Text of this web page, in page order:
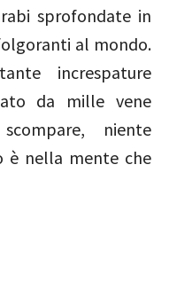
sprofondate in
al mondo.
increspature
da mille vene
niente
è nella mente che